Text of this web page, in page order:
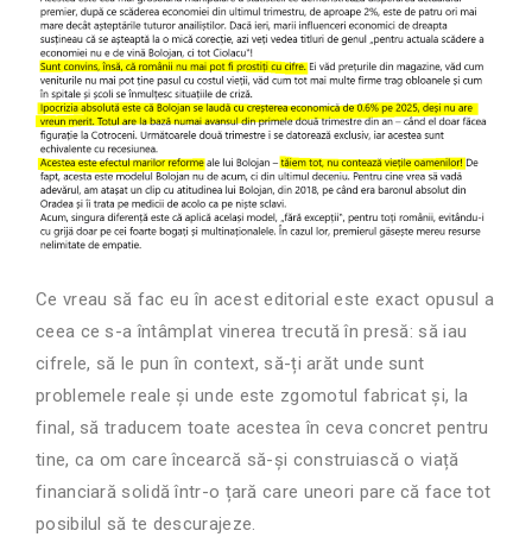
Ce vreau să fac eu în acest editorial este exact opusul a
ceea ce s-a întâmplat vinerea trecută în presă: să iau
cifrele, să le pun în context, să-ți arăt unde sunt
problemele reale și unde este zgomotul fabricat și, la
final, să traducem toate acestea în ceva concret pentru
tine, ca om care încearcă să-și construiască o viață
financiară solidă într-o țară care uneori pare că face tot
posibilul să te descurajeze.